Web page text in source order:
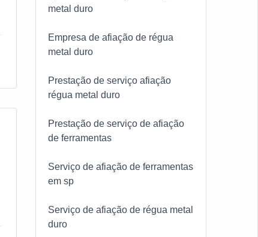
metal duro
Empresa de afiação de régua
metal duro
Prestação de serviço afiação
régua metal duro
Prestação de serviço de afiação
de ferramentas
Serviço de afiação de ferramentas
em sp
Serviço de afiação de régua metal
duro